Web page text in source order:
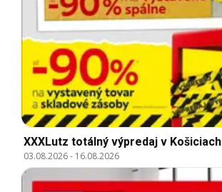
XXXLutz totálný výpredaj v Košiciach
03.08.2026- 16.08.2026